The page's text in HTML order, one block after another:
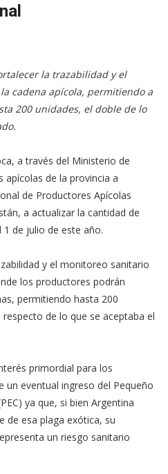
la trazabilidad y el
cadena apícola, permitiendo a
200 unidades, el doble de lo
a través del Ministerio de
apícolas de la provincia a
de Productores Apícolas
a actualizar la cantidad de
de julio de este año.
y el monitoreo sanitario
los productores podrán
permitiendo hasta 200
de lo que se aceptaba el
primordial para los
un eventual ingreso del Pequeño
ya que, si bien Argentina
de esa plaga exótica, su
un riesgo sanitario